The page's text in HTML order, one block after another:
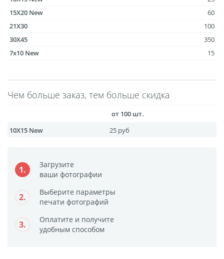
размеров
Портреты в стиле
Картины на холсте
Печать чертежей
мольбертом
Roll up
осн. УФ
Фото на металле
Печать на ПВХ пластике
Печать на CD/DVD
15X20 New
60
21X30
100
30X45
350
7х10 New
15
Чем больше заказ, тем больше скидка
от 100 шт.
10X15 New
25 руб
1.
Загрузите
ваши фотографии
2.
Выберите параметры
печати фотографий
3.
Оплатите и получите
удобным способом